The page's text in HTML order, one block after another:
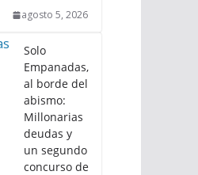
agosto 5, 2026
Solo
Empanadas,
al borde del
abismo:
Millonarias
deudas y
un segundo
concurso de